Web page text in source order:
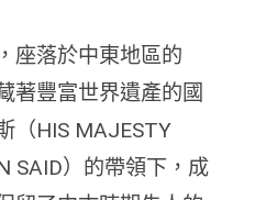
座落於中東地區的
著豐富世界遺產的國
（HIS MAJESTY
SAID）的帶領下，成